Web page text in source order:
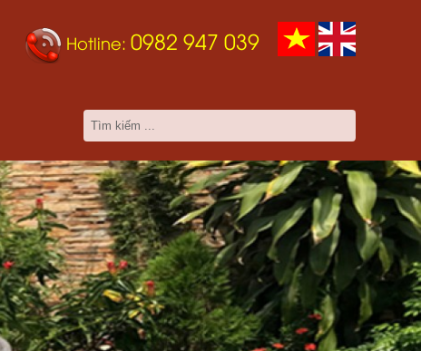
Hotline: 0982 947 039